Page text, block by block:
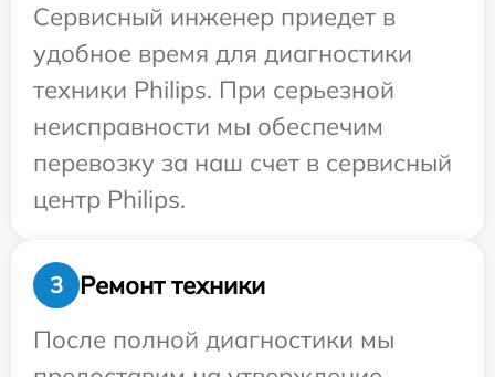
Сервисный инженер приедет в
удобное время для диагностики
техники Philips. При серьезной
неисправности мы обеспечим
перевозку за наш счет в сервисный
центр Philips.
3
Ремонт техники
После полной диагностики мы